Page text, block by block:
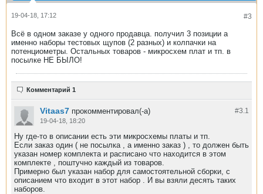
#3
19-04-18, 17:12
Всё в одном заказе у одного продавца. получил 3 позиции а
именно наборы тестовых щупов (2 разных) и колпачки на
потенциометры. Остальных товаров - микросхем плат и тп. в
посылке НЕ БЫЛО!
Комментарий 1
#3.1
Vitaas7 прокомментировал(-а)
19-04-18, 18:20
Ну где-то в описании есть эти микросхемы платы и тп.
Если заказ один ( не посылка , а именно заказ ) , то должен быть
указан номер комплекта и расписано что находится в этом
комплекте , поштучно каждый из товаров.
Примерно был указан набор для самостоятельной сборки, с
описанием что входит в этот набор . И вы взяли десять таких
наборов.